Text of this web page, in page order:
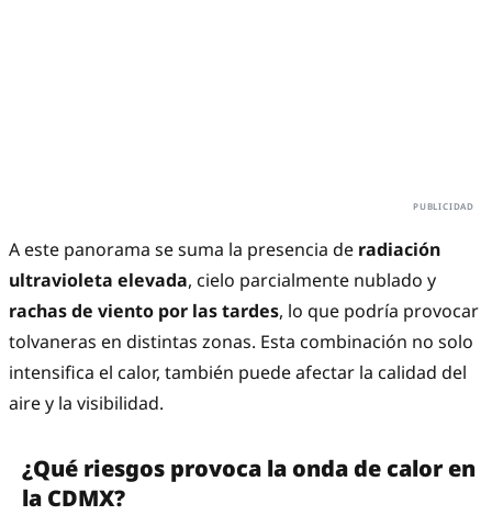
A este panorama se suma la presencia de radiación
ultravioleta elevada, cielo parcialmente nublado y
rachas de viento por las tardes, lo que podría provocar
tolvaneras en distintas zonas. Esta combinación no solo
intensifica el calor, también puede afectar la calidad del
aire y la visibilidad.
¿Qué riesgos provoca la onda de calor en
la CDMX?